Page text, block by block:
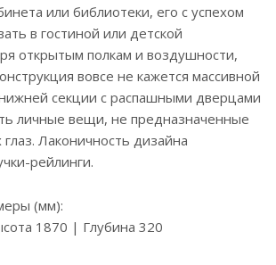
или библиотеки, его с успехом
в гостиной или детской
открытым полкам и воздушности,
вовсе не кажется массивной
секции с распашными дверцами
личные вещи, не предназначенные
Лаконичность дизайна
рейлинги.
(мм):
1870 | Глубина 320